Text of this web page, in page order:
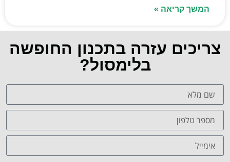
המשך קריאה »
צריכים עזרה בתכנון החופשה
בלימסול?